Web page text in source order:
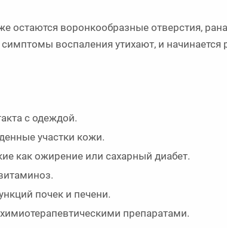
остаются воронкообразные отверстия,
воспаления утихают, и начинается
с одеждой.
участки кожи.
как ожирение или сахарный диабет.
почек и печени.
препаратами.